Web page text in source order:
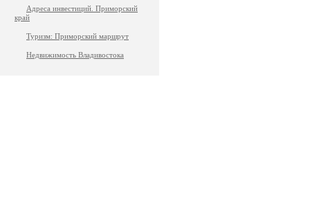
Адреса инвестиций. Приморский
край
Туризм: Приморский маршрут
Недвижимость Владивостока